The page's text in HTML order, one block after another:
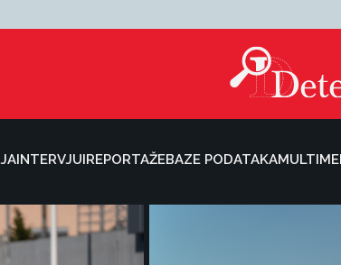
INTERVJUIREPORTAŽEBAZE PODATAKA